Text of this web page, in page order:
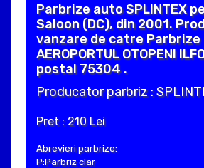
Parbrize auto SPLINTEX
Saloon (DC), din 2001.
vanzare de catre Parbrize
AEROPORTUL OTOPENI
postal 75304 .
Producator parbriz :
Pret : 210 Lei
Abrevieri parbrize:
P:Parbriz clar